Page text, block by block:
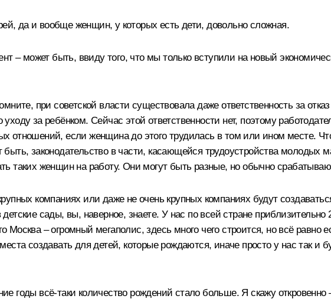
да и вообще женщин, у которых есть дети, довольно сложная.
– может быть, ввиду того, что мы только вступили на новый
при советской власти существовала даже ответственность за
за ребёнком. Сейчас этой ответственности нет, поэтому
отношений, если женщина до этого трудилась в том или ином месте.
законодательство в части, касающейся трудоустройства молодых
таких женщин на работу. Они могут быть разные, но обычно
компаниях или даже не очень крупных компаниях будут
сады, вы, наверное, знаете. У нас по всей стране
Москва – огромный мегаполис, здесь много чего строится, но всё
создавать для детей, которые рождаются, иначе просто у нас так и
годы всё‑таки количество рождений стало больше. Я скажу откровенно